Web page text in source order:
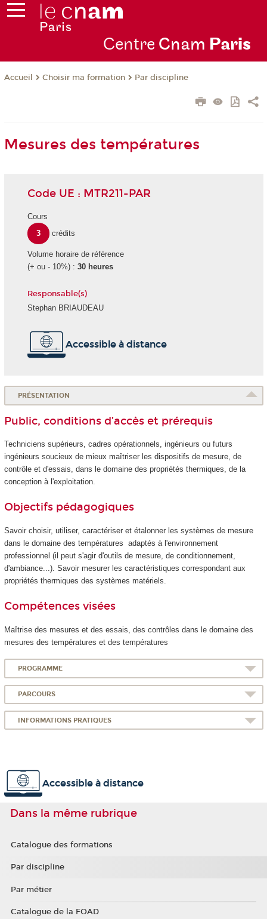
Centre Cnam Paris
Accueil Choisir ma formation Par discipline
Mesures des températures
Code UE : MTR211-PAR
Cours
3
crédits
Volume horaire de référence
(+ ou - 10%) : 30 heures
Responsable(s)
Stephan BRIAUDEAU
Accessible à distance
PRÉSENTATION
Public, conditions d’accès et prérequis
Techniciens supérieurs, cadres opérationnels, ingénieurs ou futurs
ingénieurs soucieux de mieux maîtriser les dispositifs de mesure, de
contrôle et d'essais, dans le domaine des propriétés thermiques, de la
conception à l'exploitation.
Objectifs pédagogiques
Savoir choisir, utiliser, caractériser et étalonner les systèmes de mesure
dans le domaine des températures adaptés à l'environnement
professionnel (il peut s'agir d'outils de mesure, de conditionnement,
d'ambiance...). Savoir mesurer les caractéristiques correspondant aux
propriétés thermiques des systèmes matériels.
Compétences visées
Maîtrise des mesures et des essais, des contrôles dans le domaine des
mesures des températures et des températures
PROGRAMME
PARCOURS
INFORMATIONS PRATIQUES
Accessible à distance
Dans la même rubrique
Catalogue des formations
Par discipline
Par métier
Catalogue de la FOAD